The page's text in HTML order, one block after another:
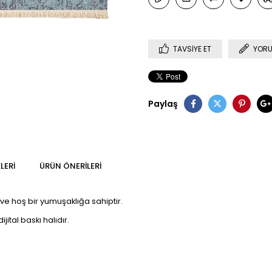
TAVSIYE ET
Paylaş
ÜRÜN ÖNERILERI
hoş bir yumuşaklığa sahiptir.
baskı halıdır.